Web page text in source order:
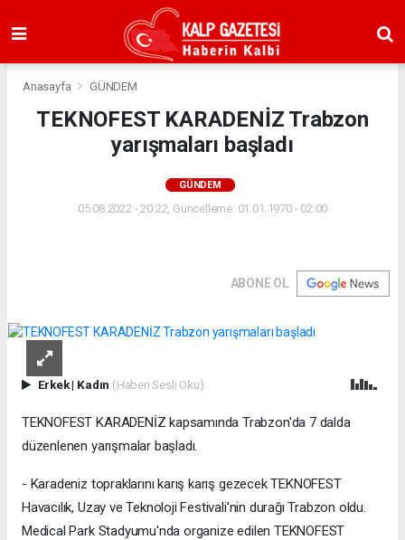
Anasayfa GÜNDEM
TEKNOFEST KARADENİZ Trabzon
yarışmaları başladı
GÜNDEM
05.08.2022 - 20:22, Güncelleme: 01.01.1970 - 02:00
ABONE OL
Erkek| Kadın (Haberi Sesli Oku)
TEKNOFEST KARADENİZ kapsamında Trabzon'da 7 dalda
düzenlenen yarışmalar başladı.
- Karadeniz topraklarını karış karış gezecek TEKNOFEST
Havacılık, Uzay ve Teknoloji Festivali'nin durağı Trabzon oldu.
Medical Park Stadyumu'nda organize edilen TEKNOFEST